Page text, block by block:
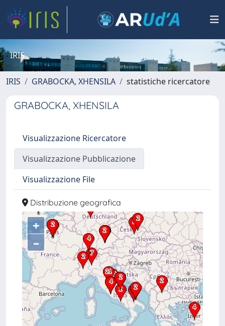
IRIS
IRIS GRABOCKA, XHENSILA statistiche ricercatore
GRABOCKA, XHENSILA
Visualizzazione Ricercatore
Visualizzazione Pubblicazione
Visualizzazione File
Distribuzione geografica
+
–